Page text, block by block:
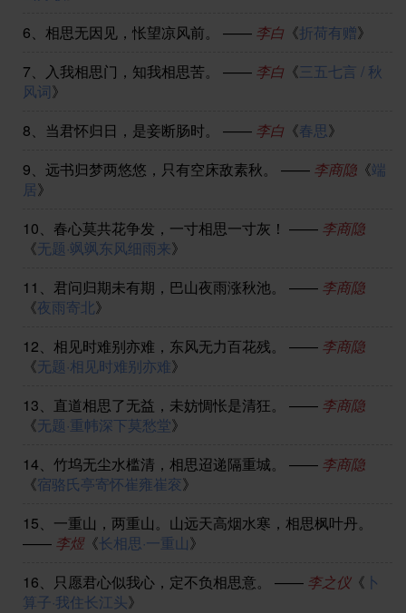
6、 相思无因见，怅望凉风前。 —— 李白 《折荷有赠》
7、
入我相思门，知我相思苦。 —— 李白 《三五七言 / 秋
风词》
8、 当君怀归日，是妾断肠时。 —— 李白 《春思》
9、 远书归梦两悠悠，只有空床敌素秋。 —— 李商隐 《端
居》
10、 春心莫共花争发，一寸相思一寸灰！ —— 李商隐
《无题·飒飒东风细雨来》
11、 君问归期未有期，巴山夜雨涨秋池。 —— 李商隐
《夜雨寄北》
12、 相见时难别亦难，东风无力百花残。 —— 李商隐
《无题·相见时难别亦难》
13、 直道相思了无益，未妨惆怅是清狂。 —— 李商隐
《无题·重帏深下莫愁堂》
14、 竹坞无尘水槛清，相思迢递隔重城。 —— 李商隐
《宿骆氏亭寄怀崔雍崔衮》
15、 一重山，两重山。山远天高烟水寒，相思枫叶丹。
—— 李煜《长相思·一重山》
16、 只愿君心似我心，定不负相思意。 —— 李之仪《 卜
算子·我住长江头》